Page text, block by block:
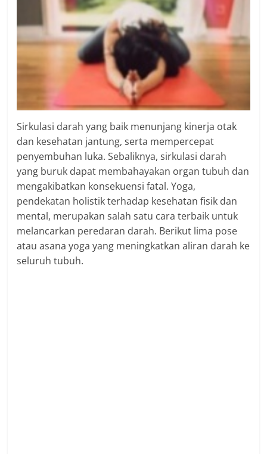
Sirkulasi darah yang baik menunjang kinerja otak
dan kesehatan jantung, serta mempercepat
penyembuhan luka. Sebaliknya, sirkulasi darah
yang buruk dapat membahayakan organ tubuh dan
mengakibatkan konsekuensi fatal. Yoga,
pendekatan holistik terhadap kesehatan fisik dan
mental, merupakan salah satu cara terbaik untuk
melancarkan peredaran darah. Berikut lima pose
atau asana yoga yang meningkatkan aliran darah ke
seluruh tubuh.